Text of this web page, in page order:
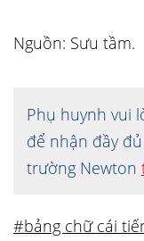
Nguồn: Sưu tầm.
Phụ huynh vui
để nhận đầy
trường Newton
#bảng chữ cái